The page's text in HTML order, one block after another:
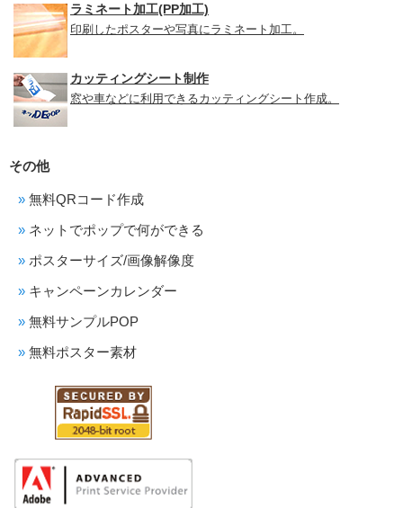
ラミネート加工(PP加工)
印刷したポスターや写真にラミネート加工。
カッティングシート制作
窓や車などに利用できるカッティングシート作成。
その他
無料QRコード作成
ネットでポップで何ができる
ポスターサイズ/画像解像度
キャンペーンカレンダー
無料サンプルPOP
無料ポスター素材